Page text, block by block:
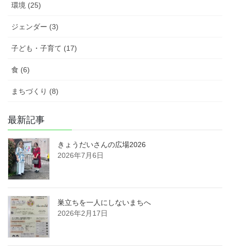
環境 (25)
ジェンダー (3)
子ども・子育て (17)
食 (6)
まちづくり (8)
最新記事
きょうだいさんの広場2026
2026年7月6日
巣立ちを一人にしないまちへ
2026年2月17日